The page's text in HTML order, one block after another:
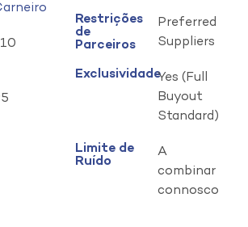
Restrições
de
Parceiros
Preferred
Suppliers
ExclusividadeYes (Full
Buyout
Standard)
Limite de
Ruído
A
combinar
connosco